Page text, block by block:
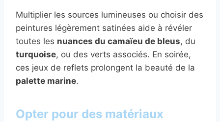
Multiplier les sources lumineuses ou choisir des
peintures légèrement satinées aide à révéler
toutes les nuances du camaïeu de bleus, du
turquoise, ou des verts associés. En soirée,
ces jeux de reflets prolongent la beauté de la
palette marine.
Opter pour des matériaux